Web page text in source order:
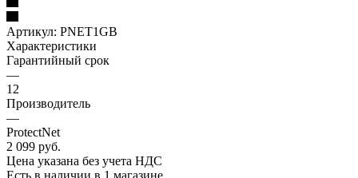
Артикул: PNET1GB
Характеристики
Гарантийный срок
—
12
Производитель
—
ProtectNet
2 099 руб.
Цена указана без учета НДС
Есть в наличии в 1 магазине